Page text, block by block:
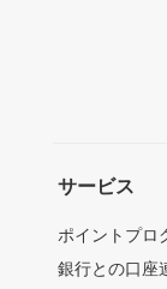
サービス
ポイントプロ
銀行との口座